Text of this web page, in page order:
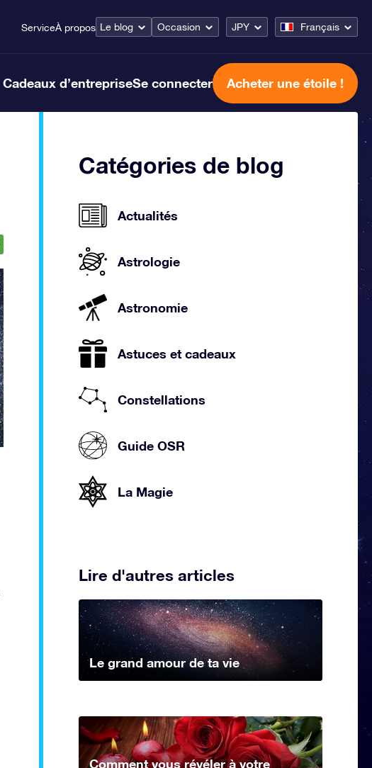
ServiceÀ propos Le blog Occasion JPY Français
Cadeaux d’entrepriseSe connecter Acheter une étoile !
Catégories de blog
Actualités
Astrologie
Astronomie
Astuces et cadeaux
Constellations
Guide OSR
La Magie
Lire d'autres articles
Le grand amour de ta vie
Comment vous révéler à votre